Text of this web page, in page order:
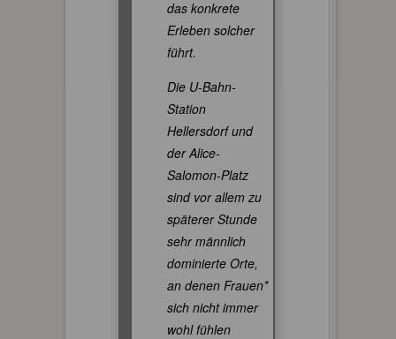
das konkrete
Erleben solcher
führt.
Die U-Bahn-
Station
Hellersdorf und
der Alice-
Salomon-Platz
sind vor allem zu
späterer Stunde
sehr männlich
dominierte Orte,
an denen Frauen*
sich nicht immer
wohl fühlen